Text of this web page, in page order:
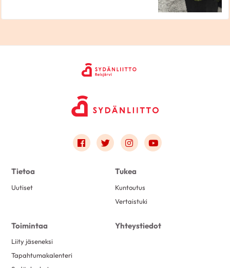
Link to facebook
Link to twitter
Link to instagram
Link to youtube
Tietoa
Uutiset
Tukea
Kuntoutus
Vertaistuki
Toimintaa
Liity jäseneksi
Tapahtumakalenteri
Yhteystiedot